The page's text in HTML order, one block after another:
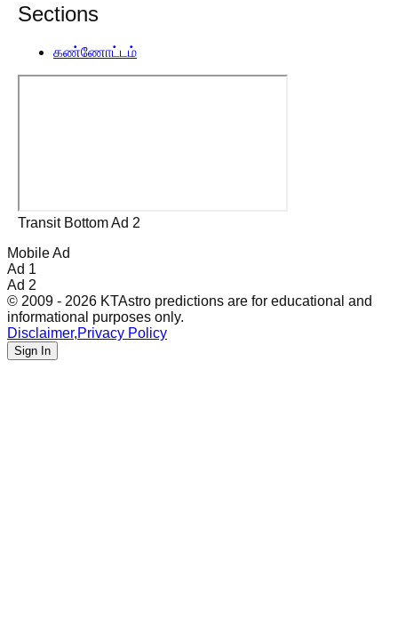
Sections
கண்ணோட்டம்
Transit Bottom Ad 2
Mobile Ad
Ad 1
Ad 2
© 2009 - 2026 KTAstro predictions are for educational and
informational purposes only.
Disclaimer,Privacy Policy
Sign In